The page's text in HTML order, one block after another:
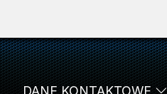
DANE KONTAKTOWE